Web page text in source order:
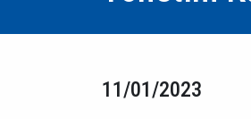
11/01/2023